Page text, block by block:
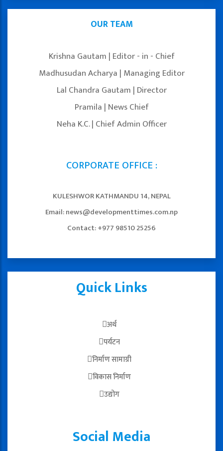
OUR TEAM
Krishna Gautam | Editor - in - Chief
Madhusudan Acharya | Managing Editor
Lal Chandra Gautam | Director
Pramila | News Chief
Neha K.C. | Chief Admin Officer
CORPORATE OFFICE :
KULESHWOR KATHMANDU 14, NEPAL
Email: news@developmenttimes.com.np
Contact: +977 98510 25256
Quick Links
अर्थ
पर्यटन
निर्माण सामाग्री
विकास निर्माण
उद्योग
Social Media